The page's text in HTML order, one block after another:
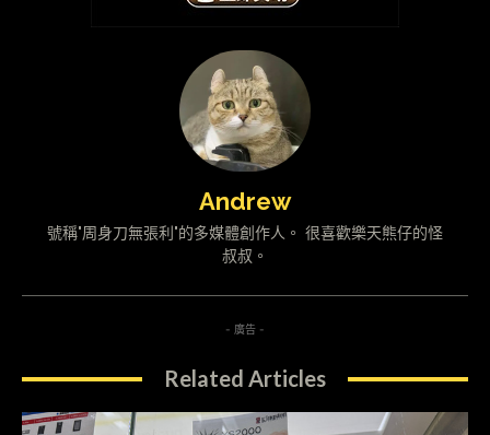
Andrew
號稱"周身刀無張利"的多媒體創作人。 很喜歡樂天熊仔的怪
叔叔。
- 廣告 -
Related Articles